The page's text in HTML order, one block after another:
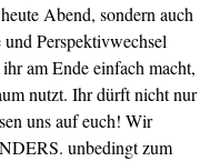
Abend, sondern auch
Perspektivwechsel
am Ende einfach macht,
nutzt. Ihr dürft nicht nur
uns auf euch! Wir
unbedingt zum